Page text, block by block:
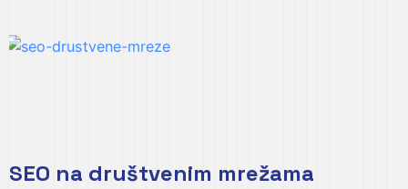
SEO na društvenim mrežama